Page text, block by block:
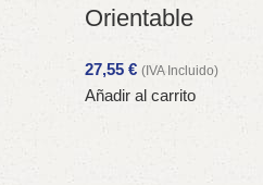
Orientable
27,55 € (IVA Incluido)
Añadir al carrito